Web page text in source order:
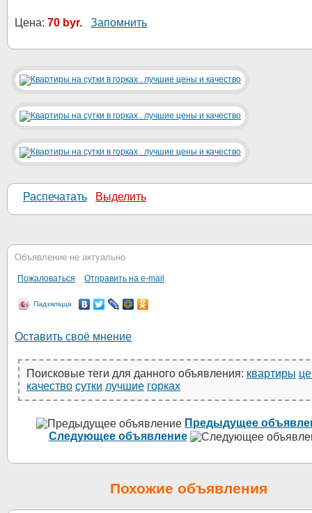
Цена: 70 byr. Запомнить
Распечатать Выделить
Объявление не актуально
Пожаловаться Отправить на e-mail
Падзяліцца
Оставить своё мнение
Поисковые теги для данного объявления: квартиры
качество сутки лучшие горках
Предыдущее
Следующее объявление
Похожие объявления